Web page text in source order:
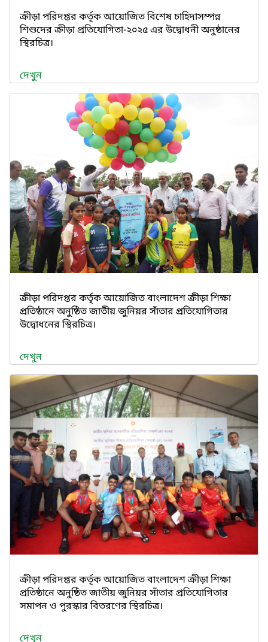
ক্রীড়া পরিদপ্তর কর্তৃক আয়োজিত বিশেষ চাহিদাসম্পন্ন
শিশুদের ক্রীড়া প্রতিযোগিতা-২০২৫ এর উদ্বোধনী অনুষ্ঠানের
স্থিরচিত্র।
দেখুন
ক্রীড়া পরিদপ্তর কর্তৃক আয়োজিত বাংলাদেশ ক্রীড়া শিক্ষা
প্রতিষ্ঠানে অনুষ্ঠিত জাতীয় জুনিয়র সাঁতার প্রতিযোগিতার
উদ্বোধনের স্থিরচিত্র।
দেখুন
ক্রীড়া পরিদপ্তর কর্তৃক আয়োজিত বাংলাদেশ ক্রীড়া শিক্ষা
প্রতিষ্ঠানে অনুষ্ঠিত জাতীয় জুনিয়র সাঁতার প্রতিযোগিতার
সমাপন ও পুরস্কার বিতরণের স্থিরচিত্র।
দেখুন